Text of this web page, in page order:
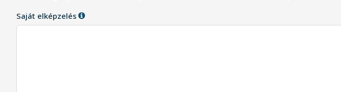
Saját elképzelés